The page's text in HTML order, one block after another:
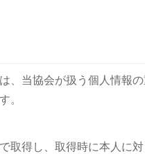
、当協会が扱う個人情報
。
取得し、取得時に本人に